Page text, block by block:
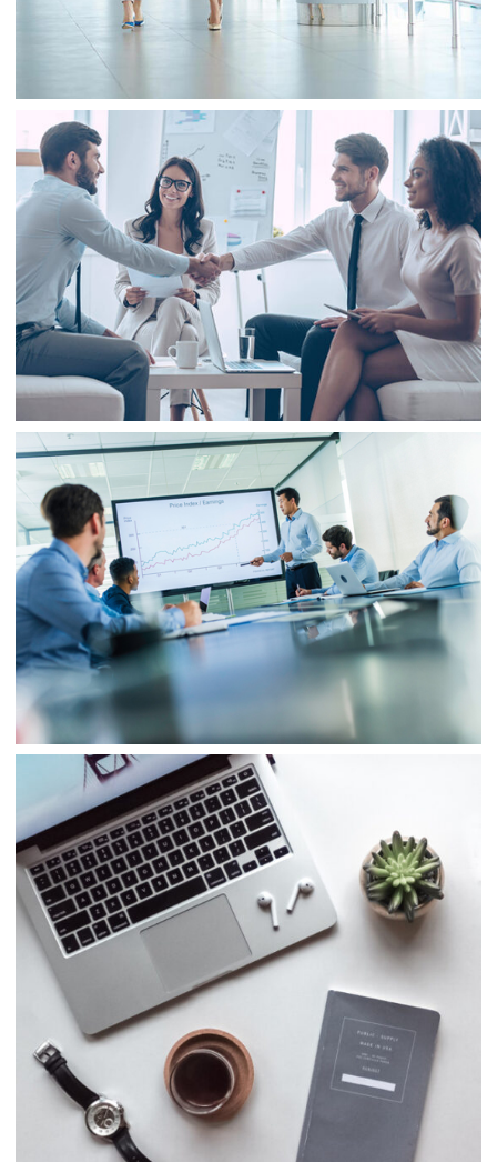
Business
Finance
Business
Consulting
Project 3
Business
Finance
Business
Project 4
Consulting
Business
Consulting
Project 5